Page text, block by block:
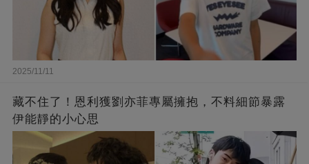
2025/11/11
藏不住了！恩利獲劉亦菲專屬擁抱，不料細節暴露
伊能靜的小心思